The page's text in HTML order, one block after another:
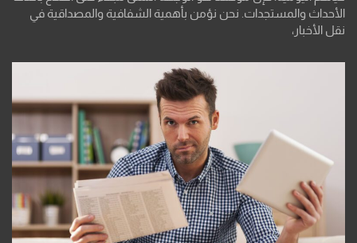
الأحداث والمستجدات. نحن نؤمن بأهمية الشفافية والمصداقية في
نقل الأخبار،